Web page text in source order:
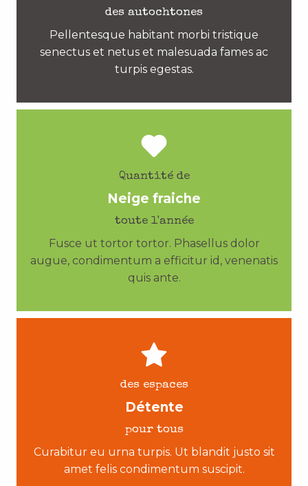
des autochtones
Pellentesque habitant morbi tristique
senectus et netus et malesuada fames ac
turpis egestas.
Quantité de
Neige fraiche
toute l'année
Fusce ut tortor tortor. Phasellus dolor
augue, condimentum a efficitur id, venenatis
quis ante.
des espaces
Détente
pour tous
Curabitur eu urna turpis. Ut blandit justo sit
amet felis condimentum suscipit.